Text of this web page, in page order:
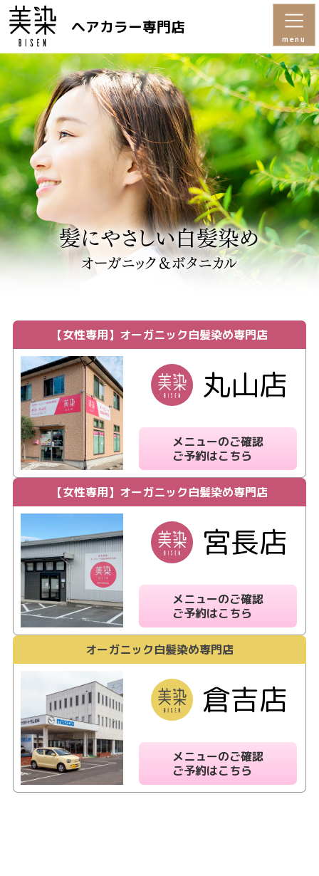
ヘアカラー専門店
menu
【女性専用】 オーガニック白髪染め専門店
丸山店
メニューのご確認
ご予約はこちら
【女性専用】 オーガニック白髪染め専門店
宮長店
メニューのご確認
ご予約はこちら
オーガニック白髪染め専門店
倉吉店
メニューのご確認
ご予約はこちら